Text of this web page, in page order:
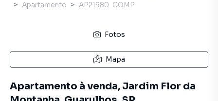
Apartamento
AP21980_COMP
Fotos
Mapa
Apartamento à venda, Jardim Flor da